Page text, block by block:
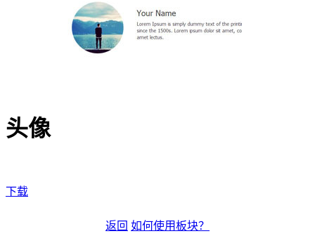
头像
下载
返回 如何使用板块？